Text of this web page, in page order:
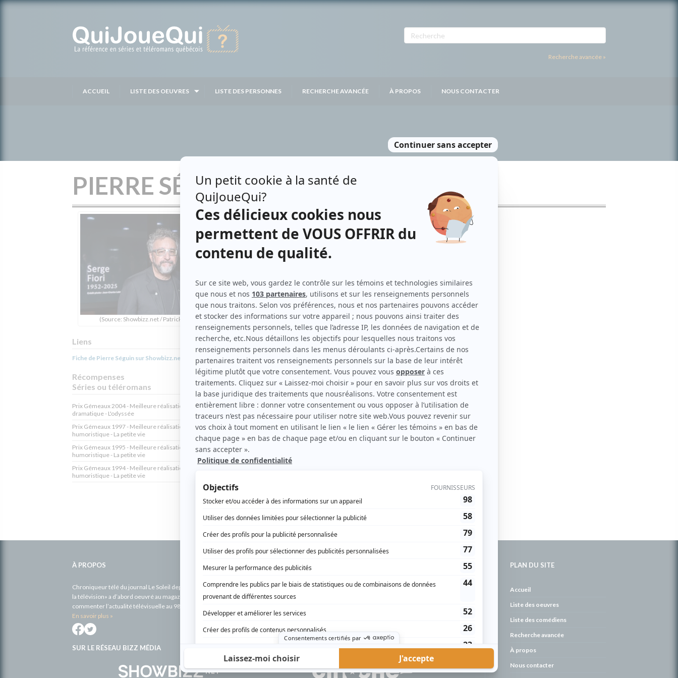
Recherche avancée »
ACCUEIL LISTE DES OEUVRES LISTE DES PERSONNES RECHERCHE AVANCÉE À PROPOS NOUS CONTACTER
PIERRE SÉGUIN
(Source: Showbizz.net / Patrick Lamarche)
Liens
Fiche de Pierre Séguin sur Showbizz.net
Récompenses
Séries ou téléromans
Prix Gémeaux 2004 - Meilleure réalisation émission
dramatique - L'odyssée
Prix Gémeaux 1997 - Meilleure réalisation série ou spécial
humoristique - La petite vie
Prix Gémeaux 1995 - Meilleure réalisation série ou spécial
humoristique - La petite vie
Prix Gémeaux 1994 - Meilleure réalisation série ou spécial
humoristique - La petite vie
Contributions
La petite vie (2023)Réalisateur
UN
Réalisateur
Casse-croûte chez Albert
La petite vie Réalisateur
À PROPOS
Chroniqueur télé du journal Le Soleil depuis 2001, Richard Therrien carbure à son petit écran. Celui qu’on surnomme parfois «l’encyclopédie de
la télévision» a d’abord oeuvré au magazine TV Hebdo de 1996 à 2001. Sa spécialité: la télé québécoise. On peut l’entendre régulièrement
commenter l’actualité télévisuelle au 98,5.
En savoir plus »
SUR LE RÉSEAU BIZZ MÉDIA
PLAN DU SITE
Accueil
Liste des oeuvres
Liste des comédiens
Recherche avancée
À propos
Nous contacter